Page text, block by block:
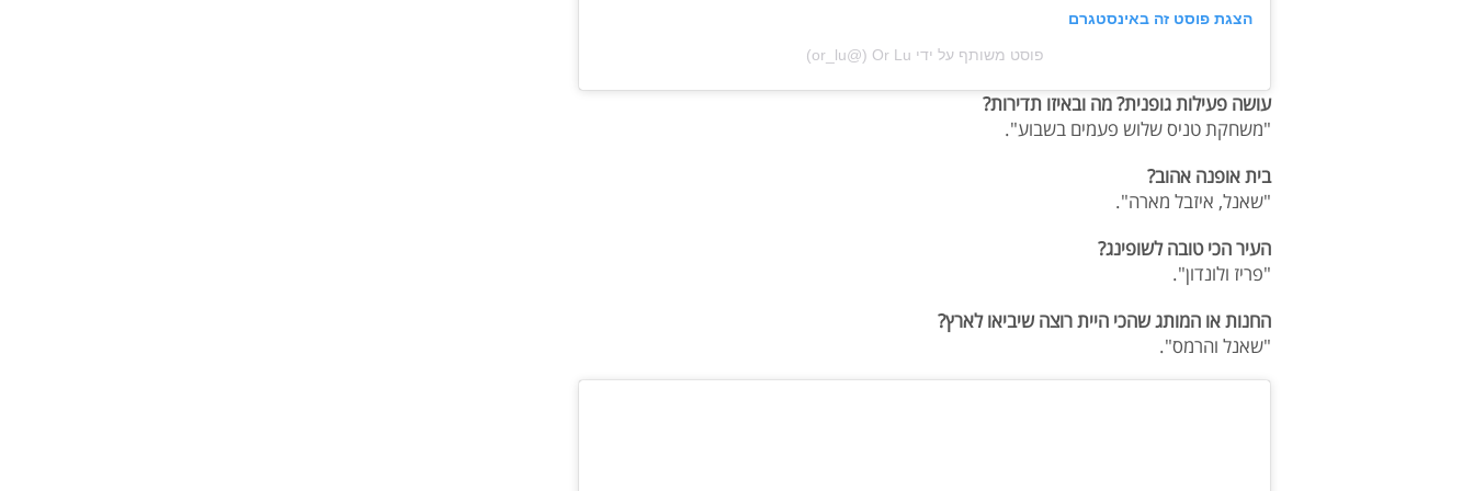
הצגת פוסט זה באינסטגרם
פוסט משותף על ידי ‏‎Or Lu‎‏ (@‏‎or_lu‎‏)
עושה פעילות גופנית? מה ובאיזו תדירות?
"משחקת טניס שלוש פעמים בשבוע".
בית אופנה אהוב?
"שאנל, איזבל מארה".
העיר הכי טובה לשופינג?
"פריז ולונדון".
החנות או המותג שהכי היית רוצה שיביאו לארץ?
"שאנל והרמס".